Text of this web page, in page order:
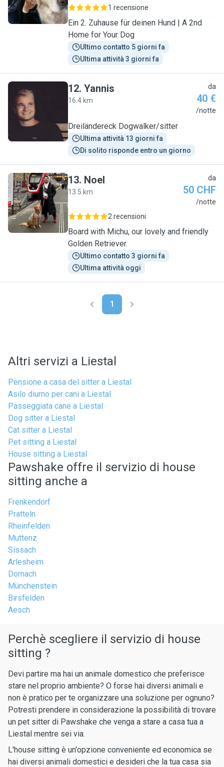
1 recensione
Ein 2. Zuhause für deinen Hund | A 2nd
Home for Your Dog
Ultimo contatto 5 giorni fa
Ultima attività 3 giorni fa
Y
12. Yannis
16.4 km
da
40 €
/notte
Dreiländereck Dogwalker/sitter
Ultima attività 13 giorni fa
Di solito risponde entro un giorno
N
13. Noel
13.5 km
da
50 CHF
/notte
2 recensioni
Board with Michu, our lovely and friendly
Golden Retriever.
Ultimo contatto 3 giorni fa
Ultima attività oggi
1
Altri servizi a Liestal
Pensione a casa del sitter a Liestal
Asilo diurno per cani a Liestal
Passeggiata cane a Liestal
Dog sitter a Liestal
Cat sitter a Liestal
Pet sitting a Liestal
House sitting a Liestal
Pawshake offre il servizio di house
sitting anche a
Frenkendorf
Pratteln
Rheinfelden
Muttenz
Sissach
Arlesheim
Dornach
Münchenstein
Birsfelden
Aesch
Perchè scegliere il servizio di house
sitting ?
Devi partire ma hai un animale domestico che preferisce
stare nel proprio ambiente? O forse hai diversi animali e
non è pratico per te organizzare una soluzione per ognuno?
Potresti prendere in considerazione la possibilità di trovare
un pet sitter di Pawshake che venga a stare a casa tua a
Liestal mentre sei via.
L'house sitting è un'opzione conveniente ed economica se
hai diversi animali domestici e desideri che la tua casa sia